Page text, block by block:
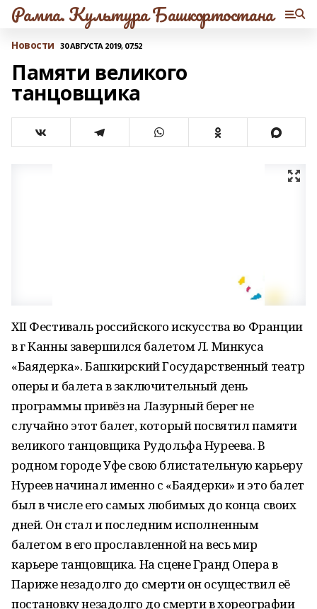
Рампа. Культура Башкортостана
Новости 30 АВГУСТА 2019, 07:52
Памяти великого
танцовщика
XII Фестиваль российского искусства во Франции
в г Канны завершился балетом Л. Минкуса
«Баядерка». Башкирский Государственный театр
оперы и балета в заключительный день
программы привёз на Лазурный берег не
случайно этот балет, который посвятил памяти
великого танцовщика Рудольфа Нуреева. В
родном городе Уфе свою блистательную карьеру
Нуреев начинал именно с «Баядерки» и это балет
был в числе его самых любимых до конца своих
дней. Он стал и последним исполненным
балетом в его прославленной на весь мир
карьере танцовщика. На сцене Гранд Опера в
Париже незадолго до смерти он осуществил её
постановку незадолго до смерти в хореографии